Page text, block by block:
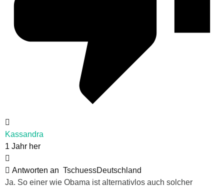
Kassandra
1 Jahr her
Antworten an TschuessDeutschland
Ja. So einer wie Obama ist alternativlos auch solcher